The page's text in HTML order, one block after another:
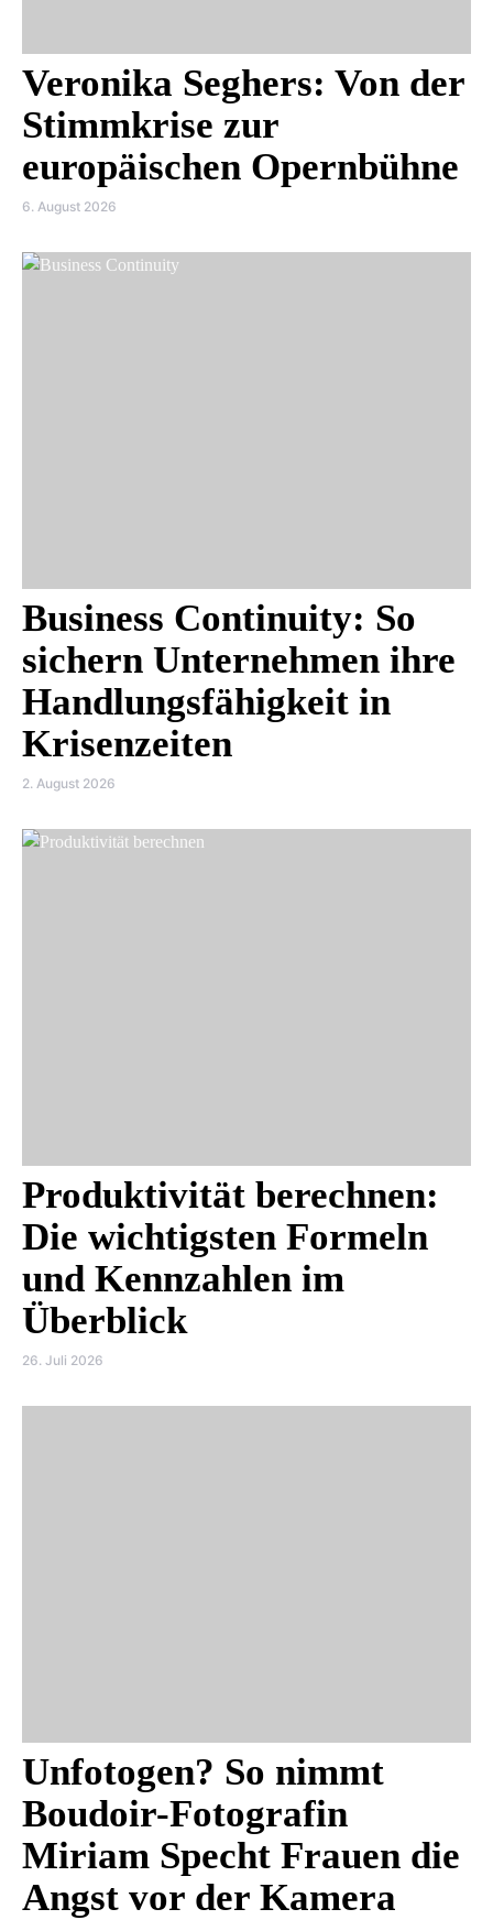
Veronika Seghers: Von der
Stimmkrise zur
europäischen Opernbühne
6. August 2026
Business Continuity: So
sichern Unternehmen ihre
Handlungsfähigkeit in
Krisenzeiten
2. August 2026
Produktivität berechnen:
Die wichtigsten Formeln
und Kennzahlen im
Überblick
26. Juli 2026
Unfotogen? So nimmt
Boudoir-Fotografin
Miriam Specht Frauen die
Angst vor der Kamera